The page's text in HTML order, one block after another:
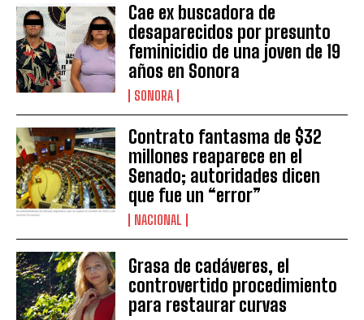
Cae ex buscadora de
desaparecidos por presunto
feminicidio de una joven de 19
años en Sonora
SONORA
Contrato fantasma de $32
millones reaparece en el
Senado; autoridades dicen
que fue un “error”
NACIONAL
Grasa de cadáveres, el
controvertido procedimiento
para restaurar curvas